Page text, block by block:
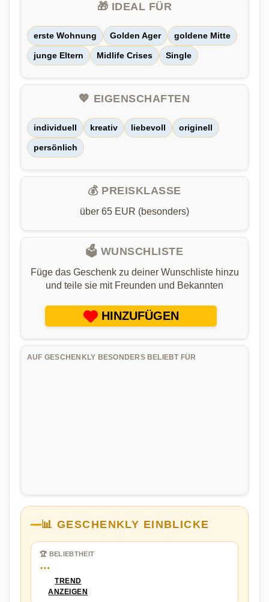
🎁 IDEAL FÜR
erste Wohnung Golden Ager goldene Mitte
junge Eltern Midlife Crises Single
💖 EIGENSCHAFTEN
individuell kreativ liebevoll originell
persönlich
💰 PREISKLASSE
über 65 EUR (besonders)
🗳️ WUNSCHLISTE
Füge das Geschenk zu deiner Wunschliste hinzu
und teile sie mit Freunden und Bekannten
HINZUFÜGEN
AUF GESCHENKLY BESONDERS BELIEBT FÜR
📊 GESCHENKLY EINBLICKE
🏆 BELIEBTHEIT
…
TREND
ANZEIGEN